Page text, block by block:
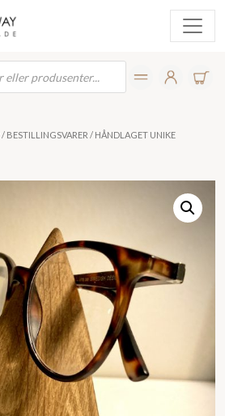
/ BESTILLINGSVARER / HÅNDLAGET UNIKE